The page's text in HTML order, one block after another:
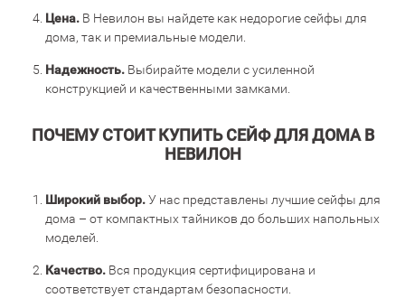
Цена. В Невилон вы найдете как недорогие сейфы для
дома, так и премиальные модели.
Надежность. Выбирайте модели с усиленной
конструкцией и качественными замками.
ПОЧЕМУ СТОИТ КУПИТЬ СЕЙФ ДЛЯ ДОМА В
НЕВИЛОН
Широкий выбор.У нас представлены лучшие сейфы для
дома – от компактных тайников до больших напольных
моделей.
Качество. Вся продукция сертифицирована и
соответствует стандартам безопасности.